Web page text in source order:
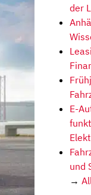
der
E-
und
→